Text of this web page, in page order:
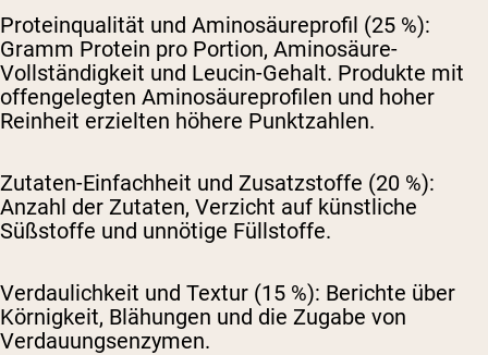
Proteinqualität und Aminosäureprofil (25 %):
Gramm Protein pro Portion, Aminosäure-
Vollständigkeit und Leucin-Gehalt. Produkte mit
offengelegten Aminosäureprofilen und hoher
Reinheit erzielten höhere Punktzahlen.
Zutaten-Einfachheit und Zusatzstoffe (20 %):
Anzahl der Zutaten, Verzicht auf künstliche
Süßstoffe und unnötige Füllstoffe.
Verdaulichkeit und Textur (15 %): Berichte über
Körnigkeit, Blähungen und die Zugabe von
Verdauungsenzymen.